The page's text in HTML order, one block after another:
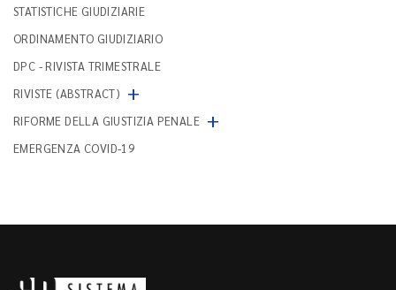
STATISTICHE GIUDIZIARIE
ORDINAMENTO GIUDIZIARIO
DPC - RIVISTA TRIMESTRALE
RIVISTE (ABSTRACT) +
RIFORME DELLA GIUSTIZIA PENALE +
EMERGENZA COVID-19